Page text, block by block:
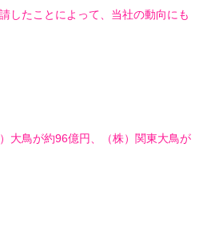
したことによって、当社の動向にも
大鳥が約96億円、（株）関東大鳥が